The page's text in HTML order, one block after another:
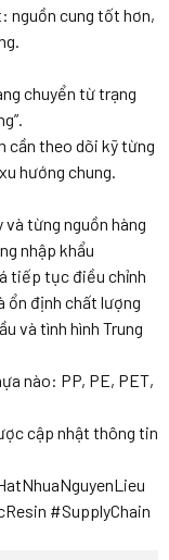
nguồn cung tốt hơn,
chuyển từ trạng
cần theo dõi kỹ từng
hướng chung.
từng nguồn hàng
nhập khẩu
tiếp tục điều chỉnh
ổn định chất lượng
và tình hình Trung
nào: PP, PE, PET,
cập nhật thông tin
#SupplyChain